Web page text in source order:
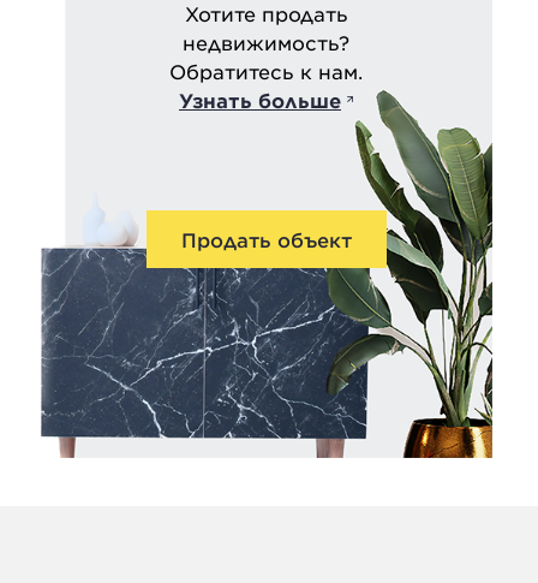
Хотите продать
недвижимость?
Обратитесь к нам.
Узнать больше
Продать объект